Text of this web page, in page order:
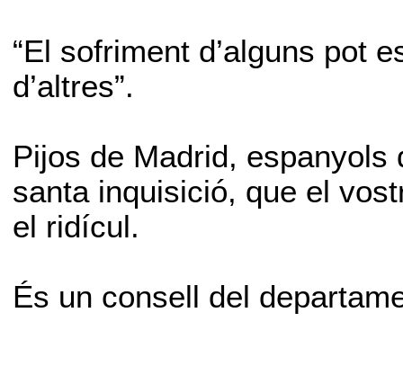
“El sofriment d’alguns pot
d’altres”.
Pijos de Madrid,
santa inquisició, que el
el ridícul.
És un consell del